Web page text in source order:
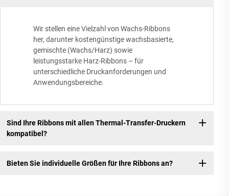
Wir stellen eine Vielzahl von Wachs-Ribbons
her, darunter kostengünstige wachsbasierte,
gemischte (Wachs/Harz) sowie
leistungsstarke Harz-Ribbons – für
unterschiedliche Druckanforderungen und
Anwendungsbereiche.
Sind Ihre Ribbons mit allen Thermal-Transfer-Druckern
kompatibel?
Bieten Sie individuelle Größen für Ihre Ribbons an?